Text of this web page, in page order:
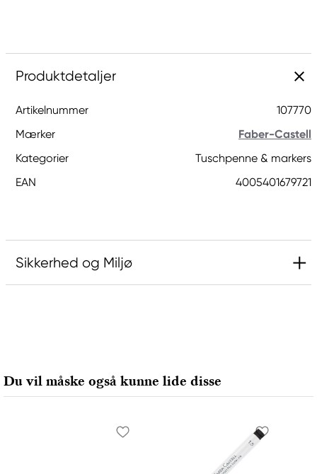
Produktdetaljer
Artikelnummer
107770
Mærker
Faber-Castell
Kategorier
Tuschpenne & markers
EAN
4005401679721
Sikkerhed og Miljø
90546 Stein, Germany
info@Faber-Castell.de
Du vil måske også kunne lide disse